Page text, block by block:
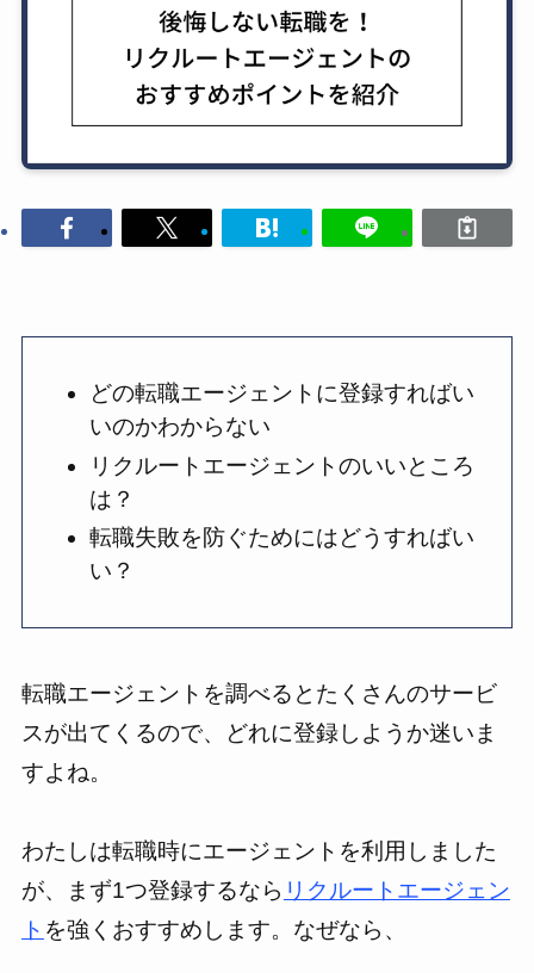
どの転職エージェントに登録すればい
いのかわからない
リクルートエージェントのいいところ
は？
転職失敗を防ぐためにはどうすればい
い？
転職エージェントを調べるとたくさんのサービ
スが出てくるので、どれに登録しようか迷いま
すよね。
わたしは転職時にエージェントを利用しました
が、まず1つ登録するなら リクルートエージェン
ト を強くおすすめします。なぜなら、